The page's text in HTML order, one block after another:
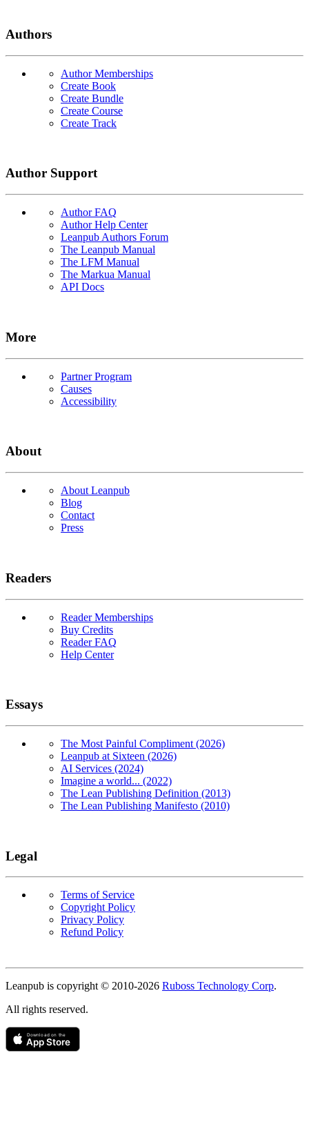
Authors
Author Memberships
Create Book
Create Bundle
Create Course
Create Track
Author Support
Author FAQ
Author Help Center
Leanpub Authors Forum
The Leanpub Manual
The LFM Manual
The Markua Manual
API Docs
More
Partner Program
Causes
Accessibility
About
About Leanpub
Blog
Contact
Press
Readers
Reader Memberships
Buy Credits
Reader FAQ
Help Center
Essays
The Most Painful Compliment (2026)
Leanpub at Sixteen (2026)
AI Services (2024)
Imagine a world... (2022)
The Lean Publishing Definition (2013)
The Lean Publishing Manifesto (2010)
Legal
Terms of Service
Copyright Policy
Privacy Policy
Refund Policy
Leanpub is copyright © 2010-2026 Ruboss Technology Corp.
All rights reserved.